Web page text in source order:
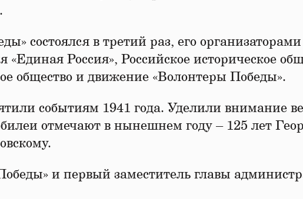
состоялся в третий раз, его организаторами
Россия», Российское историческое
общество и движение «Волонтеры Победы».
событиям 1941 года. Уделили внимание
отмечают в нынешнем году – 125 лет
и первый заместитель главы